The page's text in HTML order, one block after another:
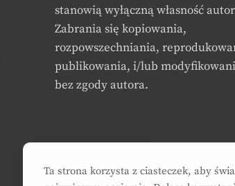
stanowią wyłączną własność
Zabrania się kopiowania,
rozpowszechniania,
publikowania, i/lub
bez zgody autora.
Ta strona korzysta z ciasteczek, aby